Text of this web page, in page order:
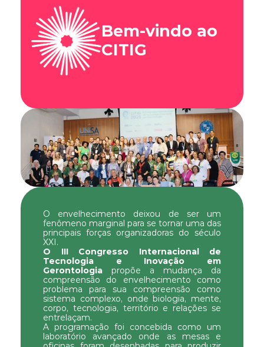
Bem-vindo ao
CITIG
O envelhecimento deixou de ser um
fenômeno marginal para se tornar uma das
principais forças organizadoras do século
XXI.
O III Congresso Internacional de
Tecnologia e Inovação em
Gerontologia propõe a mudança da
compreensão do envelhecimento como
problema para sua compreensão como
sistema complexo, onde biologia, mente,
corpo, tecnologia, território e relações se
entrelaçam.
A programação foi concebida como um
laboratório avançado onde as mesas e